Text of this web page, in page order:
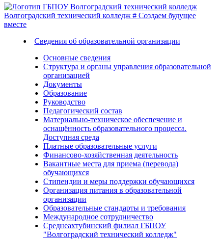
Волгоградский технический колледж # Создаем будущее
вместе
Сведения об образовательной организации
Основные сведения
Структура и органы управления образовательной
организацией
Документы
Образование
Руководство
Педагогический состав
Материально-техническое обеспечение и
оснащённость образовательного процесса.
Доступная среда
Платные образовательные услуги
Финансово-хозяйственная деятельность
Вакантные места для приема (перевода)
обучающихся
Стипендии и меры поддержки обучающихся
Организация питания в образовательной
организации
Образовательные стандарты и требования
Международное сотрудничество
Среднеахтубинский филиал ГБПОУ
"Волгоградский технический колледж"